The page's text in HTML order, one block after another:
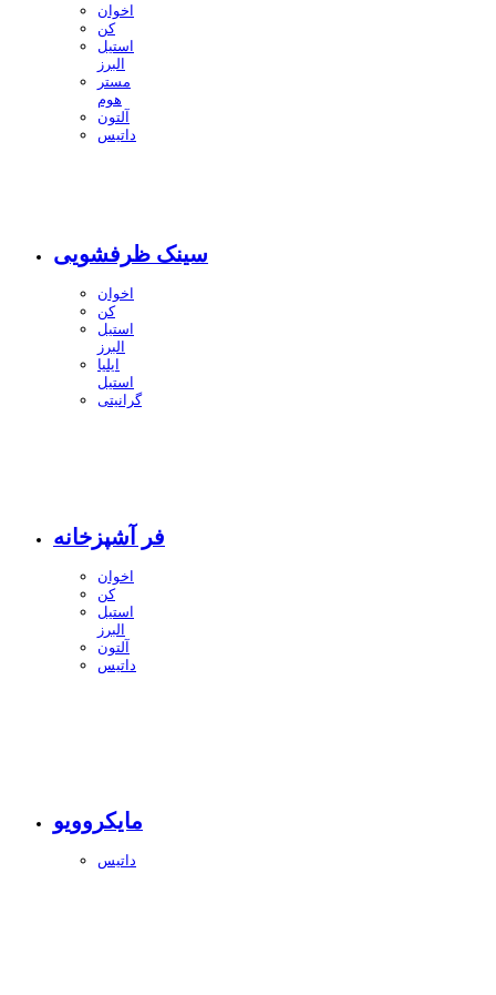
اخوان
کن
استیل
البرز
مستر
هوم
آلتون
داتیس
سینک ظرفشویی
اخوان
کن
استیل
البرز
ایلیا
استیل
گرانیتی
فر آشپزخانه
اخوان
کن
استیل
البرز
آلتون
داتیس
مایکروویو
داتیس